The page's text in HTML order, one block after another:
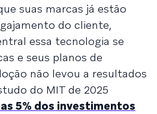
suas marcas já estão
do cliente,
essa tecnologia se
e seus planos de
não levou a resultados
do MIT de 2025
5% dos investimentos